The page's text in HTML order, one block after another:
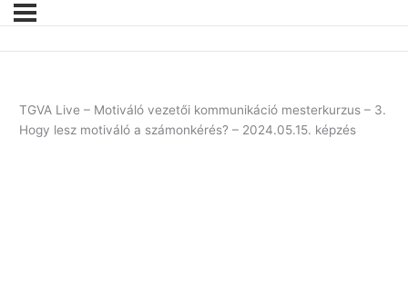
TGVA Live – Motiváló vezetői kommunikáció mesterkurzus – 3.
Hogy lesz motiváló a számonkérés? – 2024.05.15. képzés